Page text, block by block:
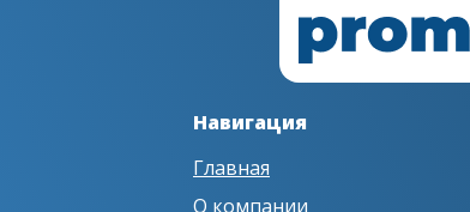
Навигация
Главная
О компании